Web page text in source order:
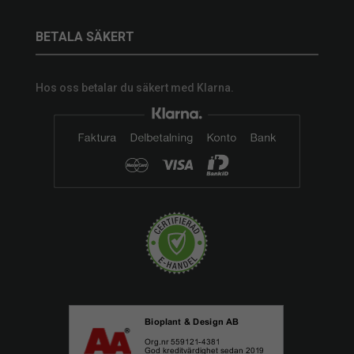
BETALA SÄKERT
Hos oss betalar du säkert med Klarna.